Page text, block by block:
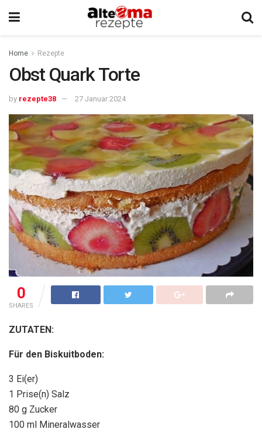
Home Rezepte
Obst Quark Torte
by rezepte38 27 Januar 2024
0
SHARES
ZUTATEN:
Für den Biskuitboden:
3 Ei(er)
1 Prise(n) Salz
80 g Zucker
100 ml Mineralwasser